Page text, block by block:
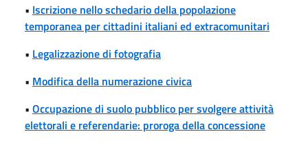
• Iscrizione nello schedario della popolazione
temporanea per cittadini italiani ed extracomunitari
• Legalizzazione di fotografia
• Modifica della numerazione civica
• Occupazione di suolo pubblico per svolgere attività
elettorali e referendarie: proroga della concessione